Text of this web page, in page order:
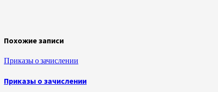
Похожие записи
Приказы о зачислении
Приказы о зачислении